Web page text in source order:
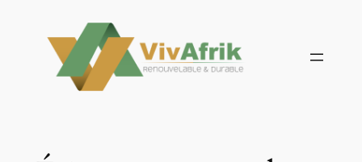
contenu